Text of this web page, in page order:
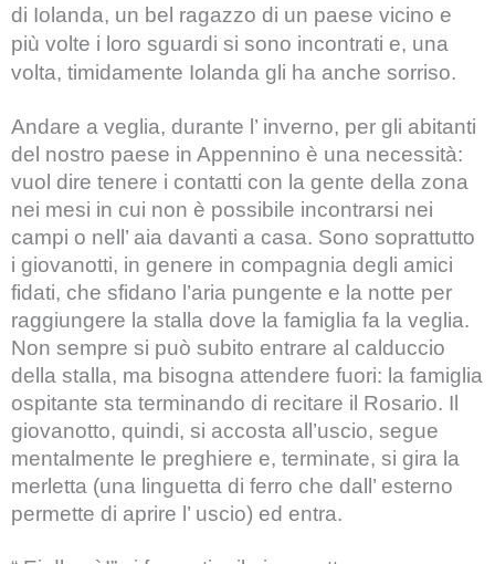
di Iolanda, un bel ragazzo di un paese vicino e
più volte i loro sguardi si sono incontrati e, una
volta, timidamente Iolanda gli ha anche sorriso.
Andare a veglia, durante l’ inverno, per gli abitanti
del nostro paese in Appennino è una necessità:
vuol dire tenere i contatti con la gente della zona
nei mesi in cui non è possibile incontrarsi nei
campi o nell’ aia davanti a casa. Sono soprattutto
i giovanotti, in genere in compagnia degli amici
fidati, che sfidano l’aria pungente e la notte per
raggiungere la stalla dove la famiglia fa la veglia.
Non sempre si può subito entrare al calduccio
della stalla, ma bisogna attendere fuori: la famiglia
ospitante sta terminando di recitare il Rosario. Il
giovanotto, quindi, si accosta all’uscio, segue
mentalmente le preghiere e, terminate, si gira la
merletta (una linguetta di ferro che dall’ esterno
permette di aprire l’ uscio) ed entra.